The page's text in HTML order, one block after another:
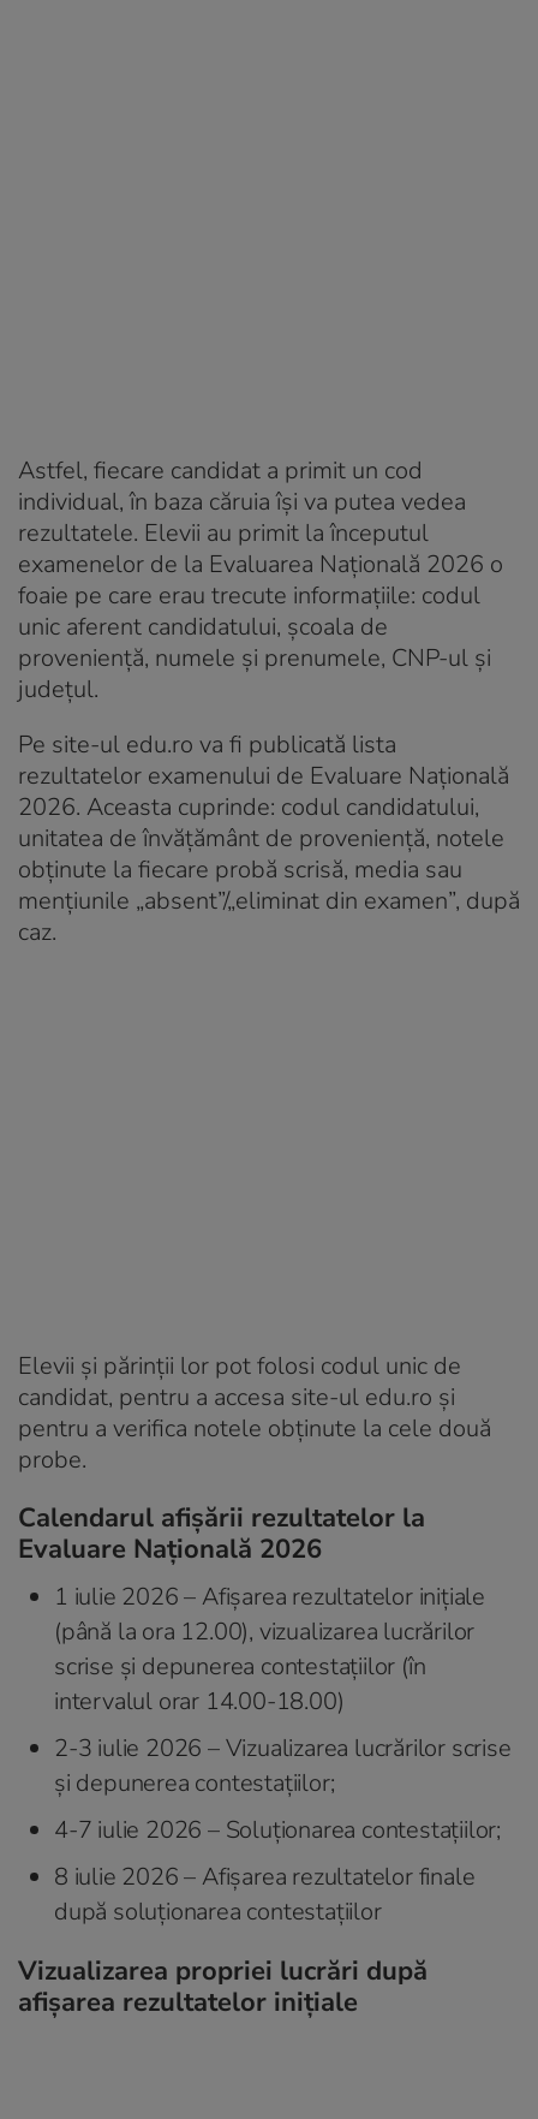
Astfel, fiecare candidat a primit un cod
individual, în baza căruia își va putea vedea
rezultatele. Elevii au primit la începutul
examenelor de la Evaluarea Națională 2026 o
foaie pe care erau trecute informațiile: codul
unic aferent candidatului, școala de
proveniență, numele și prenumele, CNP-ul și
județul.
Pe site-ul edu.ro va fi publicată lista
rezultatelor examenului de Evaluare Națională
2026. Aceasta cuprinde: codul candidatului,
unitatea de învățământ de proveniență, notele
obținute la fiecare probă scrisă, media sau
mențiunile „absent”/„eliminat din examen”, după
caz.
Elevii și părinții lor pot folosi codul unic de
candidat, pentru a accesa site-ul edu.ro și
pentru a verifica notele obţinute la cele două
probe.
Calendarul afișării rezultatelor la
Evaluare Națională 2026
1 iulie 2026 – Afișarea rezultatelor inițiale
(până la ora 12.00), vizualizarea lucrărilor
scrise și depunerea contestațiilor (în
intervalul orar 14.00-18.00)
2-3 iulie 2026 – Vizualizarea lucrărilor scrise
și depunerea contestațiilor;
4-7 iulie 2026 – Soluționarea contestațiilor;
8 iulie 2026 – Afișarea rezultatelor finale
după soluționarea contestațiilor
Vizualizarea propriei lucrări după
afișarea rezultatelor inițiale